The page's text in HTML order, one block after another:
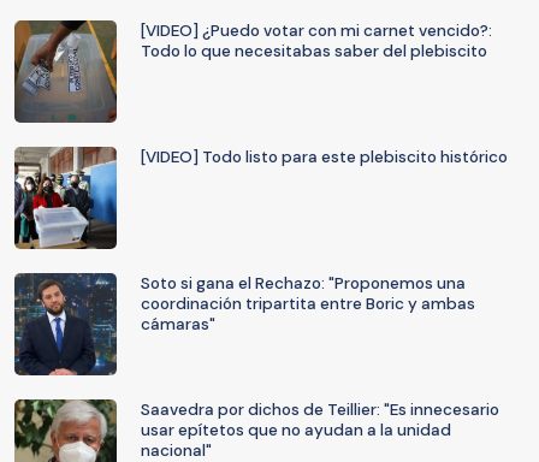
[VIDEO] ¿Puedo votar con mi carnet vencido?:
Todo lo que necesitabas saber del plebiscito
[VIDEO] Todo listo para este plebiscito histórico
Soto si gana el Rechazo: "Proponemos una
coordinación tripartita entre Boric y ambas
cámaras"
Saavedra por dichos de Teillier: "Es innecesario
usar epítetos que no ayudan a la unidad
nacional"